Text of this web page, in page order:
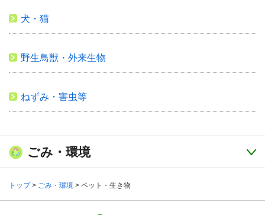
犬・猫
野生鳥獣・外来生物
ねずみ・害虫等
ごみ・環境
トップ> ごみ・環境 > ペット・生き物